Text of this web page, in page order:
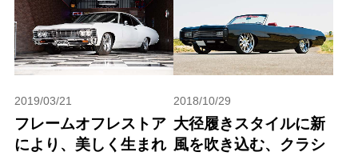
2019/03/21
フレームオフレストア
により、美しく生まれ
2018/10/29
大径履きスタイルに新
風を吹き込む、クラシ